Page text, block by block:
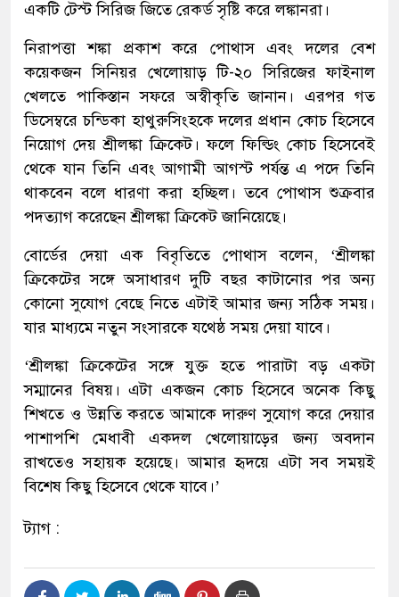
একটি টেস্ট সিরিজ জিতে রেকর্ড সৃষ্টি করে লঙ্কানরা।
নিরাপত্তা শঙ্কা প্রকাশ করে পোথাস এবং দলের বেশ
কয়েকজন সিনিয়র খেলোয়াড় টি-২০ সিরিজের ফাইনাল
খেলতে পাকিস্তান সফরে অস্বীকৃতি জানান। এরপর গত
ডিসেম্বরে চন্ডিকা হাথুরুসিংহকে দলের প্রধান কোচ হিসেবে
নিয়োগ দেয় শ্রীলঙ্কা ক্রিকেট। ফলে ফিল্ডিং কোচ হিসেবেই
থেকে যান তিনি এবং আগামী আগস্ট পর্যন্ত এ পদে তিনি
থাকবেন বলে ধারণা করা হচ্ছিল। তবে পোথাস শুক্রবার
পদত্যাগ করেছেন শ্রীলঙ্কা ক্রিকেট জানিয়েছে।
বোর্ডের দেয়া এক বিবৃতিতে পোথাস বলেন, ‘শ্রীলঙ্কা
ক্রিকেটের সঙ্গে অসাধারণ দুটি বছর কাটানোর পর অন্য
কোনো সুযোগ বেছে নিতে এটাই আমার জন্য সঠিক সময়।
যার মাধ্যমে নতুন সংসারকে যথেষ্ঠ সময় দেয়া যাবে।
‘শ্রীলঙ্কা ক্রিকেটের সঙ্গে যুক্ত হতে পারাটা বড় একটা
সম্মানের বিষয়। এটা একজন কোচ হিসেবে অনেক কিছু
শিখতে ও উন্নতি করতে আমাকে দারুণ সুযোগ করে দেয়ার
পাশাপশি মেধাবী একদল খেলোয়াড়ের জন্য অবদান
রাখতেও সহায়ক হয়েছে। আমার হৃদয়ে এটা সব সময়ই
বিশেষ কিছু হিসেবে থেকে যাবে।’
ট্যাগ :